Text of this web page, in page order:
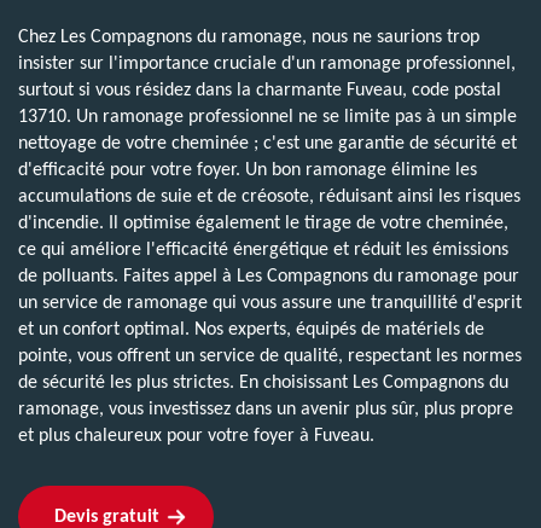
Chez Les Compagnons du ramonage, nous ne saurions trop
insister sur l'importance cruciale d'un ramonage professionnel,
surtout si vous résidez dans la charmante Fuveau, code postal
13710. Un ramonage professionnel ne se limite pas à un simple
nettoyage de votre cheminée ; c'est une garantie de sécurité et
d'efficacité pour votre foyer. Un bon ramonage élimine les
accumulations de suie et de créosote, réduisant ainsi les risques
d'incendie. Il optimise également le tirage de votre cheminée,
ce qui améliore l'efficacité énergétique et réduit les émissions
de polluants. Faites appel à Les Compagnons du ramonage pour
un service de ramonage qui vous assure une tranquillité d'esprit
et un confort optimal. Nos experts, équipés de matériels de
pointe, vous offrent un service de qualité, respectant les normes
de sécurité les plus strictes. En choisissant Les Compagnons du
ramonage, vous investissez dans un avenir plus sûr, plus propre
et plus chaleureux pour votre foyer à Fuveau.
Devis gratuit